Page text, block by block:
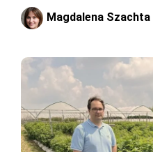
Magdalena Szachta